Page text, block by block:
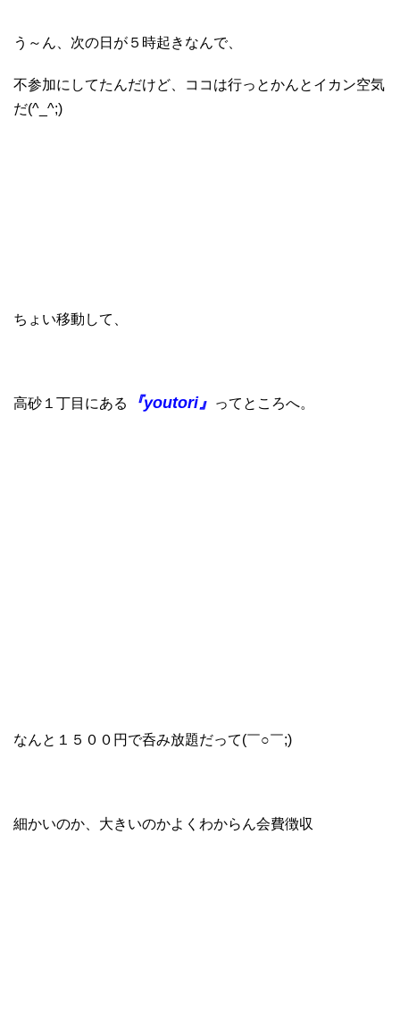
う～ん、次の日が５時起きなんで、
不参加にしてたんだけど、ココは行っとかんとイカン空気
だ(^_^;)
ちょい移動して、
高砂１丁目にある 『youtori』 ってところへ。
なんと１５００円で呑み放題だって(￣○￣;)
細かいのか、大きいのかよくわからん会費徴収